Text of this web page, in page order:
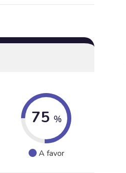
75 %
A favor